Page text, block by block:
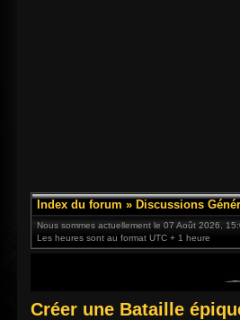
Index du forum » Discussions
Nous sommes actuellement le 07 Août 2026,
Les heures sont au format UTC + 1 heure
Créer une Bataille